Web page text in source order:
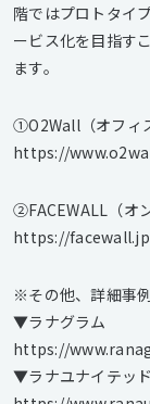
階ではプロトタイ
ービス化を目指す
ます。
①O2Wall（オフィ
https://
②FACEWALL（オ
https://facewall.jp
※その他、詳細事
▼ラナグラム
https://
▼ラナユナイテッド